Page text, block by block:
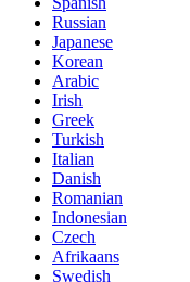
Russian
Japanese
Korean
Arabic
Irish
Greek
Turkish
Italian
Danish
Romanian
Indonesian
Czech
Afrikaans
Swedish